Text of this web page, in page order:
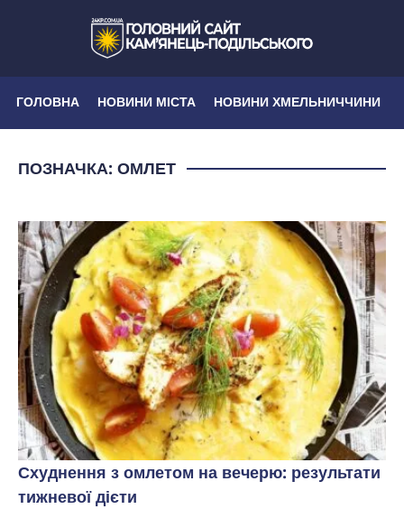
ГОЛОВНА НОВИНИ МІСТА НОВИНИ ХМЕЛЬНИЧЧИНИ
ПОЗНАЧКА: ОМЛЕТ
Схуднення з омлетом на вечерю: результати
тижневої дієти